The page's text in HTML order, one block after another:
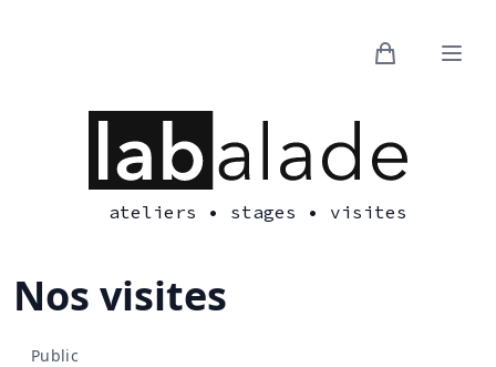
produits
ateliers • stages • visites
Nos visites
Public